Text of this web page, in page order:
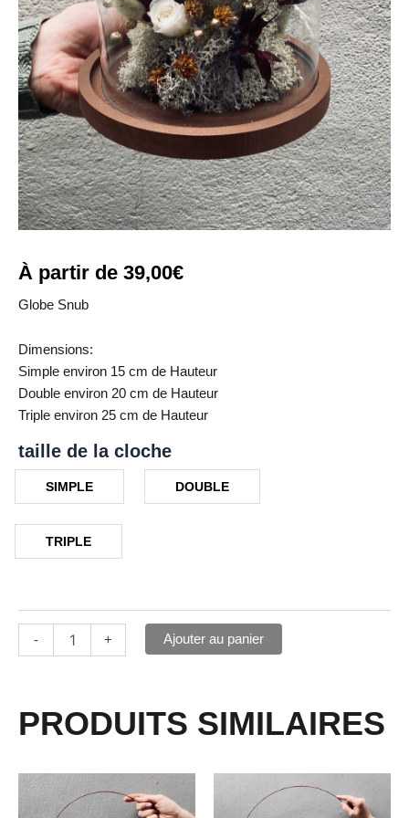
À partir de 39,00€
Globe Snub
Dimensions:
Simple environ 15 cm de Hauteur
Double environ 20 cm de Hauteur
Triple environ 25 cm de Hauteur
taille de la cloche
SIMPLE DOUBLE
TRIPLE
- + Ajouter au panier
PRODUITS SIMILAIRES
Ce
produit
produit